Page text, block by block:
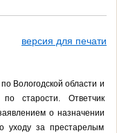
версия для печати
Вологодской области и
старости. Ответчик
о назначении
уходу за престарелым